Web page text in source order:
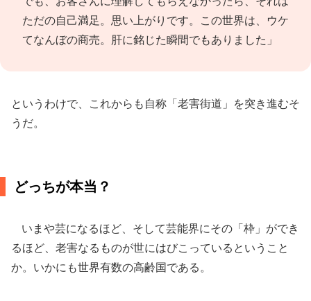
ただの自己満足。思い上がりです。この世界は、ウケ
てなんぼの商売。肝に銘じた瞬間でもありました」
というわけで、これからも自称「老害街道」を突き進むそ
うだ。
どっちが本当？
いまや芸になるほど、そして芸能界にその「枠」ができ
るほど、老害なるものが世にはびこっているということ
か。いかにも世界有数の高齢国である。